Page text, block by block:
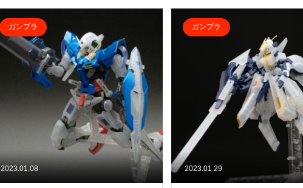
2023.01.08
ガンプラ
2023.01.29
ガンプラ